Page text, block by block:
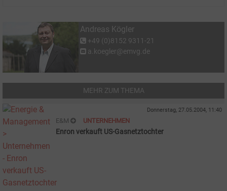
Andreas Kögler
+49 (0)8152 9311-21
a.koegler@emvg.de
MEHR ZUM THEMA
Donnerstag, 27.05.2004, 11:40
E&M UNTERNEHMEN
Enron verkauft US-Gasnetztochter